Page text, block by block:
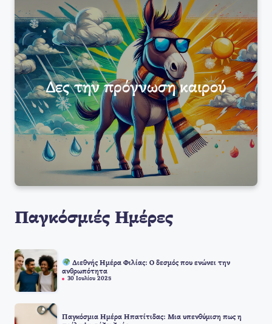
Δες την πρόγνωση καιρού
Παγκόσμιές Ημέρες
Διεθνής Ημέρα Φιλίας: Ο δεσμός που ενώνει την
ανθρωπότητα
30 Ιουλίου 2025
Παγκόσμια Ημέρα Ηπατίτιδας: Μια υπενθύμιση πως η